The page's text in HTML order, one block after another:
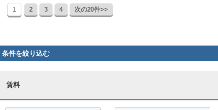
1 2 3 4 次の20件>>
条件を絞り込む
賃料